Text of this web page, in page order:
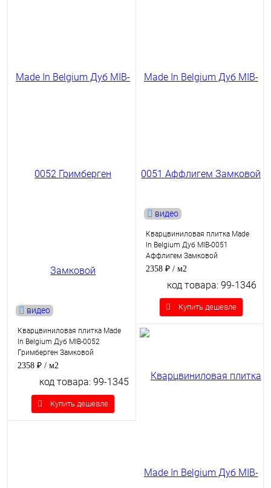
видео
Кварцвиниловая плитка Made
In Belgium Дуб MIB-0052
Гримберген Замковой
2358 ₽ / м2
код товара: 99-1345
Купить дешевле
видео
Кварцвиниловая плитка Made
In Belgium Дуб MIB-0051
Аффлигем Замковой
2358 ₽ / м2
код товара: 99-1346
Купить дешевле